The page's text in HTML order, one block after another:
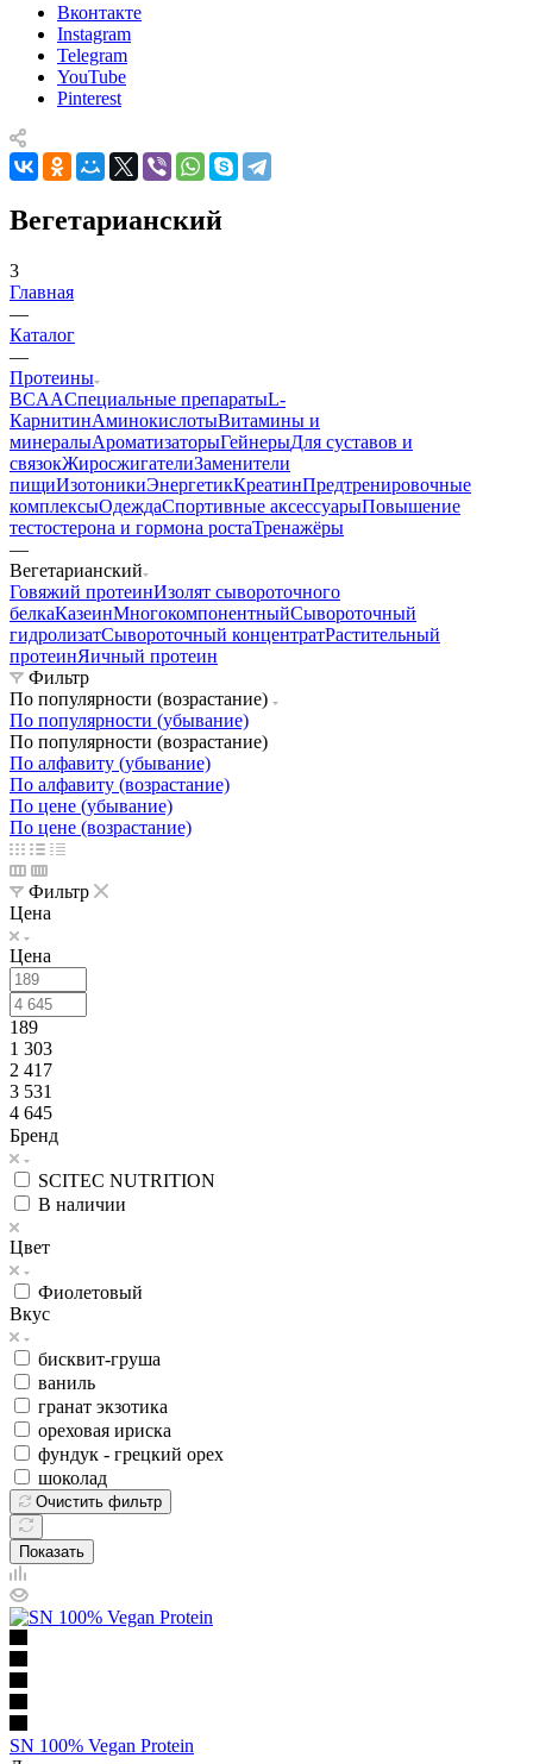
Вконтакте
Instagram
Telegram
YouTube
Pinterest
Вегетарианский
3
Главная
—
Каталог
—
Протеины
BCAACпециальные препаратыL-
КарнитинАминокислотыВитамины и
минералыАроматизаторыГейнерыДля суставов и
связокЖиросжигателиЗаменители
пищиИзотоникиЭнергетикКреатинПредтренировочные
комплексыОдеждаСпортивные аксессуарыПовышение
тестостерона и гормона ростаТренажёры
—
Вегетарианский
Говяжий протеинИзолят сывороточного
белкаКазеинМногокомпонентныйСывороточный
гидролизатСывороточный концентратРастительный
протеинЯичный протеин
Фильтр
По популярности (возрастание)
По популярности (убывание)
По популярности (возрастание)
По алфавиту (убывание)
По алфавиту (возрастание)
По цене (убывание)
По цене (возрастание)
Фильтр
Цена
Цена
189
1 303
2 417
3 531
4 645
Бренд
SCITEC NUTRITION
В наличии
Цвет
Фиолетовый
Вкус
бисквит-груша
ваниль
гранат экзотика
ореховая ириска
фундук - грецкий орех
шоколад
Очистить фильтр
Показать
SN 100% Vegan Protein